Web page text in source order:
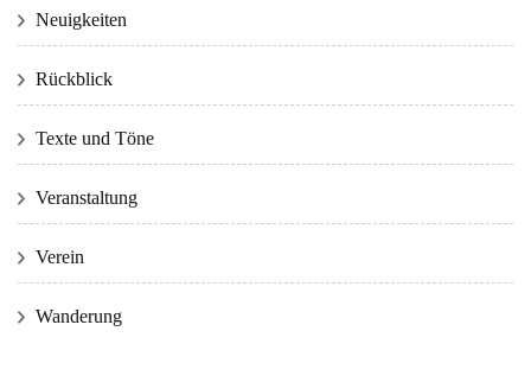
Neuigkeiten
Rückblick
Texte und Töne
Veranstaltung
Verein
Wanderung